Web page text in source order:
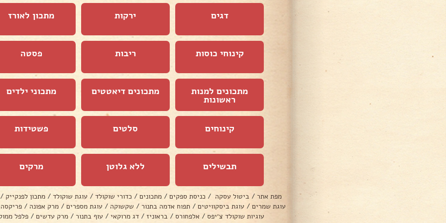
דגים ירקות מתכון לאורז
קינוחי כוסות ריבות פסטה
מתכונים למנות
ראשונות
מתכונים דיאטטים מתכוני ילדים
קינוחים סלטים פשטידות
תבשילים ללא גלוטן מרקים
מפת אתר / ביטול עסקה / כניסת ספקים / מתכונים / כדורי שוקולד / עוגת שוקולד / מתכון לפנקייק /
עוגת שמרים / עוגת ביסקוויטים / תפוח אדמה בתנור / שקשוקה / עוגת מספרים / מרק אפונה / פריקסה
עוגיות שוקולד צ׳יפס / אלפחורס / בראוניז / דג מרוקאי / עוף בתנור / מרק עדשים / פלפל